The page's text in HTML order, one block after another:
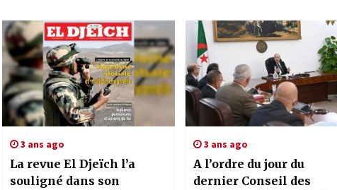
3 ans ago
La revue El Djeïch l’a
souligné dans son
3 ans ago
A l’ordre du jour du
dernier Conseil des